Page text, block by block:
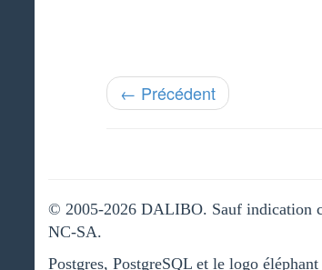
← Précédent
© 2005-2026 DALIBO. Sauf indication
NC-SA.
Postgres, PostgreSQL et le logo